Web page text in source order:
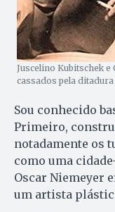
Juscelino Kubitschek
cassados pela
Sou conhecido
Primeiro,
notadamente os
como uma
Oscar Niemeyer
um artista